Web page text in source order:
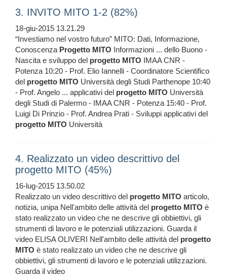
3. INVITO MITO 1-2 (82%)
18-giu-2015 13.21.29
“Investiamo nel vostro futuro” MITO: Dati, Informazione,
Conoscenza Progetto MITO Informazioni ... dello Buono -
Nascita e sviluppo del progetto MITO IMAA CNR -
Potenza 10:20 - Prof. Elio Iannelli - Coordinatore Scientifico
del progetto MITO Università degli Studi Parthenope 10:40
- Prof. Angelo ... applicativi del progetto MITO Università
degli Studi di Palermo - IMAA CNR - Potenza 15:40 - Prof.
Luigi Di Prinzio - Prof. Andrea Prati - Sviluppi applicativi del
progetto MITO Università
4. Realizzato un video descrittivo del
progetto MITO (45%)
16-lug-2015 13.50.02
Realizzato un video descrittivo del progetto MITO articolo,
notizia, unipa Nell'ambito delle attività del progetto MITO è
stato realizzato un video che ne descrive gli obbiettivi, gli
strumenti di lavoro e le potenziali utilizzazioni. Guarda il
video ELISA OLIVERI Nell'ambito delle attività del progetto
MITO è stato realizzato un video che ne descrive gli
obbiettivi, gli strumenti di lavoro e le potenziali utilizzazioni.
Guarda il video